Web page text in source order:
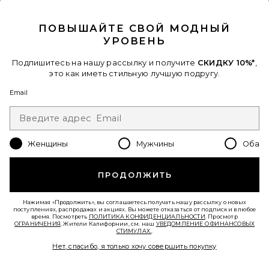
конфиденциальности
Sign Up
Change Country Regions Preferences
ПОМОГИТЕ НАМ СТАТЬ ЛУЧШЕ!
Пройти краткий опрос о сегодняшнем визите.Вперед!
СЛУЖБА ПОДДЕРЖКИ
© EMINENT, INC. (КОМПАНИЯ REVOLVE GROUP). ВСЕ ПРАВА ЗАЩИЩЕНЫ.
ПОВЫШАЙТЕ СВОЙ МОДНЫЙ
УРОВЕНЬ
Подпишитесь на нашу рассылку и получите СКИДКУ 10%*
это как иметь стильную лучшую подругу.
Email
Женщины Мужчины Оба
ПРОДОЛЖИТЬ
Нажимая «Продолжить», вы соглашаетесь получать нашу рассылку о новых
поступлениях, распродажах и акциях. Вы можете отказаться от подписки в любое
время. Посмотреть ПОЛИТИКА КОНФИДЕНЦИАЛЬНОСТИ . Просмотр
ОГРАНИЧЕНИЯ . Жители Калифорнии, см. наш УВЕДОМЛЕНИЕ О ФИНАНСОВЫХ
СТИМУЛАХ.
Нет, спасибо, я только хочу совершить покупку